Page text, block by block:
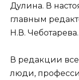
Дулина. В
главным
Н.В. Чеботарева.
В редакции
люди,